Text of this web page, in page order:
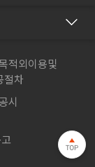
적외이용및
절차
시